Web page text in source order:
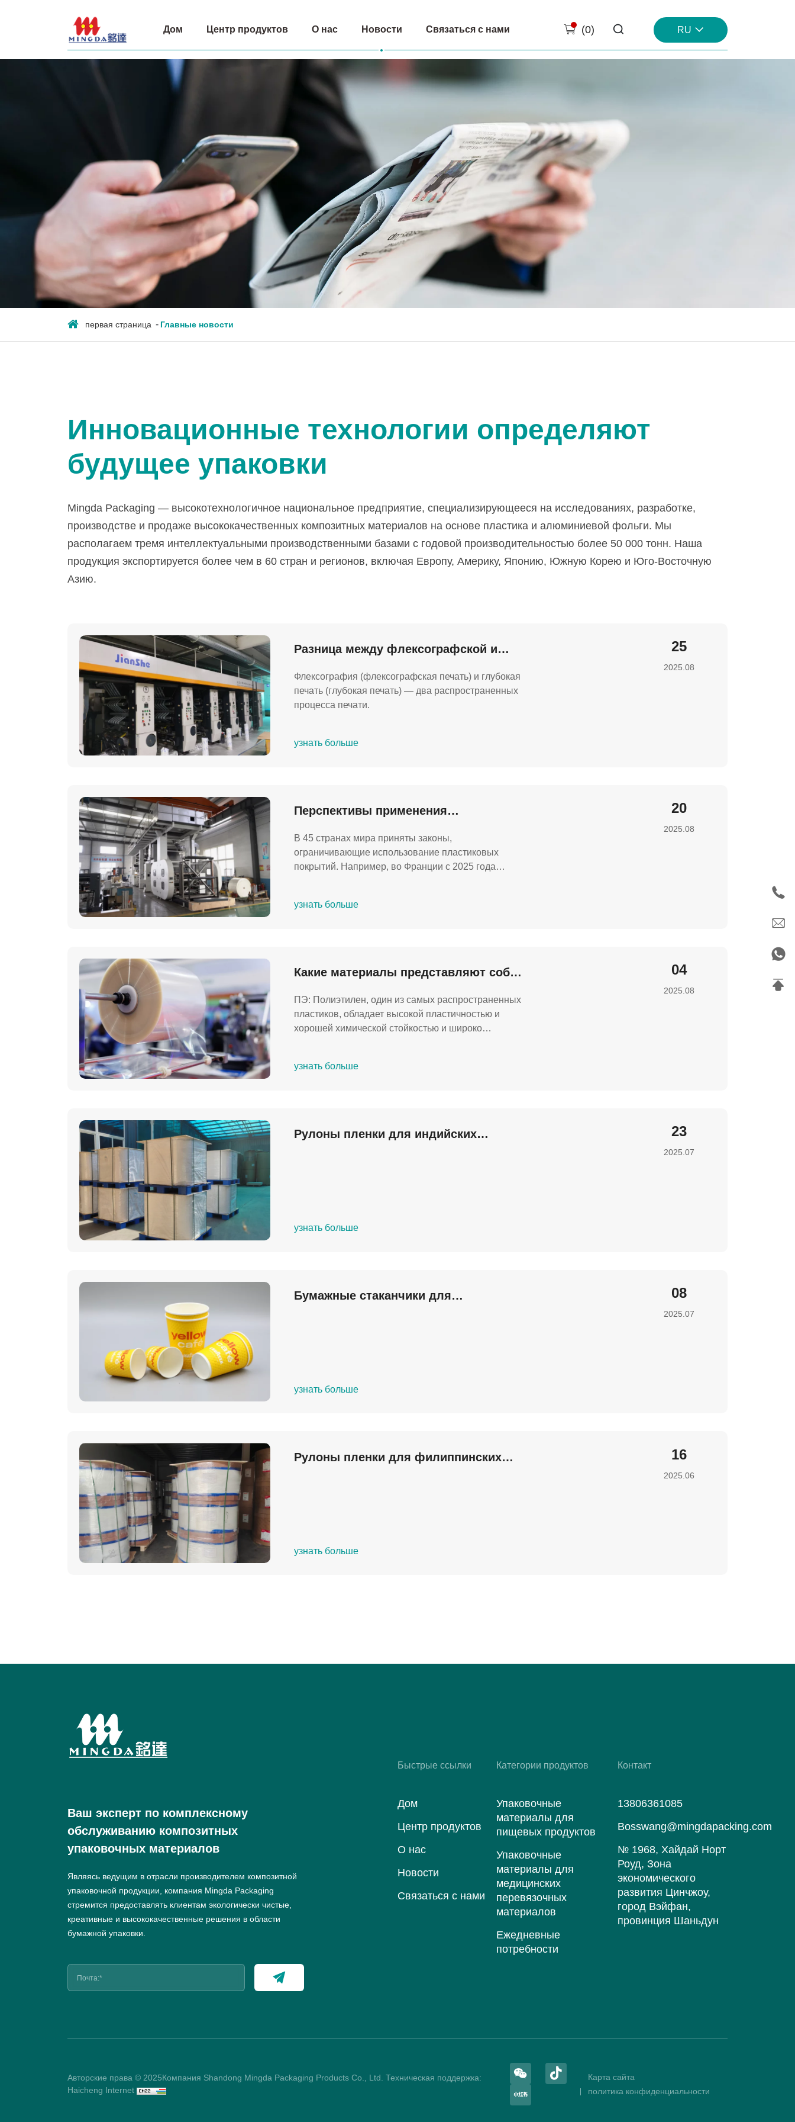
Дом Центр продуктов O нас Hовости Связаться с нами (0) RU
Компания
Shandong
Packaging
первая страница Главные новости
Инновационные технологии определяют
будущее упаковки
Mingda Packaging — высокотехнологичное национальное предприятие, специализирующееся на исследованиях, разработке,
производстве и продаже высококачественных композитных материалов на основе пластика и алюминиевой фольги. Мы
располагаем тремя интеллектуальными производственными базами с годовой производительностью более 50 000 тонн. Наша
продукция экспортируется более чем в 60 стран и регионов, включая Европу, Америку, Японию, Южную Корею и Юго-Восточную
Азию.
Разница между флексографской и
Флексография (флексографская печать) и глубокая
печать (глубокая печать) — два распространенных
процесса печати.
узнать больше
25
2025.08
Перспективы применения
содержания пластика
В 45 странах мира приняты законы,
ограничивающие использование пластиковых
покрытий. Например, во Франции с 2025 года
об ограничении чрезмерной упаковки товаров»,
продуктами, составляла ≤5%.
узнать больше
20
2025.08
Какие материалы представляют собой
и VMPET?
ПЭ: Полиэтилен, один из самых распространенных
пластиков, обладает высокой пластичностью и
хорошей химической стойкостью и широко
узнать больше
04
2025.08
Рулоны пленки для индийских
узнать больше
23
2025.07
Бумажные стаканчики для
узнать больше
08
2025.07
Рулоны пленки для филиппинских
узнать больше
16
2025.06
Ваш эксперт по комплексному
обслуживанию композитных
упаковочных материалов
Являясь ведущим в отрасли производителем композитной
упаковочной продукции, компания Mingda Packaging
стремится предоставлять клиентам экологически чистые,
креативные и высококачественные решения в области
бумажной упаковки.
Быстрые ссылки
Дом
Центр продуктов
O нас
Hовости
Связаться с нами
Категории продуктов
Упаковочные
материалы для
пищевых продуктов
Упаковочные
материалы для
медицинских
перевязочных
материалов
Ежедневные
потребности
Контакт
13806361085
Bosswang@mingdapacking.com
№ 1968, Хайдай Норт
Роуд, Зона
экономического
развития Цинчжоу,
город Вэйфан,
провинция Шаньдун
Авторские права © 2025Компания Shandong Mingda Packaging Products Co., Ltd. Техническая поддержка:
Haicheng Internet
Карта сайта
политика конфиденциальности